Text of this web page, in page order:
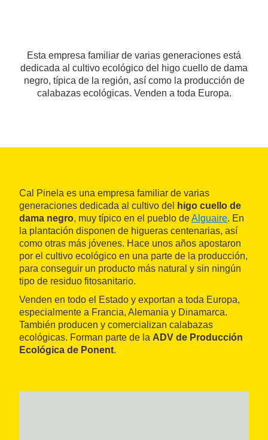
Esta empresa familiar de varias generaciones está
dedicada al cultivo ecológico del higo cuello de dama
negro, típica de la región, así como la producción de
calabazas ecológicas. Venden a toda Europa.
Cal Pinela es una empresa familiar de varias
generaciones dedicada al cultivo del
higo cuello de
dama negro, muy típico en el pueblo deAlguaire. En
la plantación disponen de higueras centenarias, así
como otras más jóvenes. Hace unos años apostaron
por el cultivo ecológico en una parte de la producción,
para conseguir un producto más natural y sin ningún
tipo de residuo fitosanitario.
Venden en todo el Estado y exportan a toda Europa,
especialmente a Francia, Alemania y Dinamarca.
También producen y comercializan calabazas
ecológicas. Forman parte de la ADV de Producción
Ecológica de Ponent.